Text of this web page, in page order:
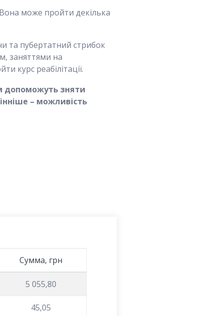
може пройти декілька
та пубертатний стрибок
заняттями на
курс реабілітації.
допоможуть зняти
– можливість
Сумма, грн
5 055,80
45,05